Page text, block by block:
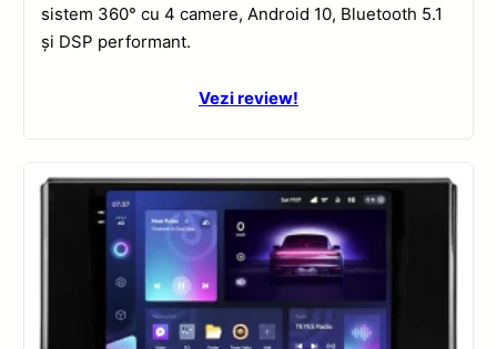
sistem 360° cu 4 camere, Android 10, Bluetooth 5.1
și DSP performant.
Vezi review!